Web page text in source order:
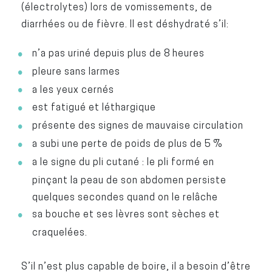
(électrolytes) lors de vomissements, de
diarrhées ou de fièvre. Il est déshydraté s’il:
n’a pas uriné depuis plus de 8 heures
pleure sans larmes
a les yeux cernés
est fatigué et léthargique
présente des signes de mauvaise circulation
a subi une perte de poids de plus de 5 %
a le signe du pli cutané : le pli formé en
pinçant la peau de son abdomen persiste
quelques secondes quand on le relâche
sa bouche et ses lèvres sont sèches et
craquelées.
S’il n’est plus capable de boire, il a besoin d’être